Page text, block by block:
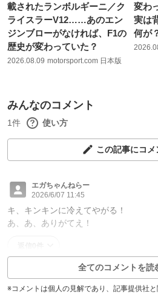
載されたランボルギーニ／ク
ライスラーV12……あのエン
ジンブローがなければ、F1の
歴史が変わっていた？
2026.08.09 motorsport.com 日本版
変わ
実は
何が
みんなのコメント
1件 使い方
この記事にコメ
エガちゃんねらー
2026/6/07 11:45
キ、キンキンに冷えてやがる！
あ、あ、ありがてえ！
全てのコメントを読
※コメントは個人の見解であり、記事提供社と